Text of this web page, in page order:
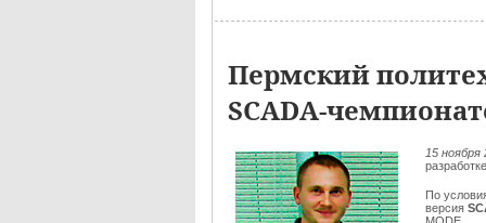
Пермский
SCADA-
15 ноября
По
версия